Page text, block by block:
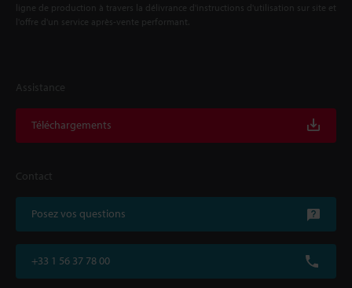
ligne de production à travers la délivrance d'instructions d'utilisation sur site et
l'offre d'un service après-vente performant.
Assistance
Téléchargements
Contact
Posez vos questions
+33 1 56 37 78 00